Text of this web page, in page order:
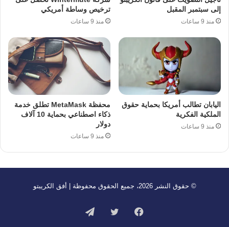
إلى سبتمبر المقبل
منذ 9 ساعات
ترخيص وساطة أمريكي
منذ 9 ساعات
اليابان تطالب أمريكا بحماية حقوق
الملكية الفكرية
منذ 9 ساعات
محفظة MetaMask تطلق خدمة
ذكاء اصطناعي بحماية 10 آلاف
دولار
منذ 9 ساعات
© حقوق النشر 2026، جميع الحقوق محفوظة | أفق الكريبتو
فيسبوك تويتر تيلقرام